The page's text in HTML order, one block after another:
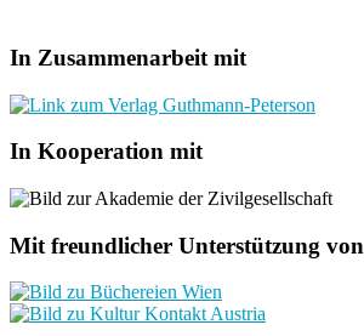
In Zusammenarbeit mit
In Kooperation mit
Mit freundlicher Unterstützung von